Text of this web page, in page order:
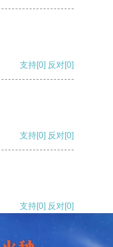
支持[0] 反对[0]
支持[0] 反对[0]
支持[0] 反对[0]